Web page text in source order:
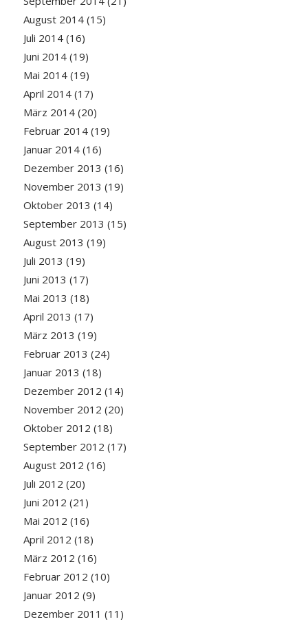
August 2014(15)
Juli 2014(16)
Juni 2014(19)
Mai 2014(19)
April 2014(17)
März 2014(20)
Februar 2014(19)
Januar 2014(16)
Dezember 2013 (16)
November 2013 (19)
Oktober 2013 (14)
September 2013 (15)
August 2013 (19)
Juli 2013 (19)
Juni 2013 (17)
Mai 2013 (18)
April 2013 (17)
März 2013 (19)
Februar 2013 (24)
Januar 2013 (18)
Dezember 2012 (14)
November 2012 (20)
Oktober 2012 (18)
September 2012 (17)
August 2012 (16)
Juli 2012 (20)
Juni 2012 (21)
Mai 2012 (16)
April 2012 (18)
März 2012 (16)
Februar 2012 (10)
Januar 2012 (9)
Dezember 2011 (11)